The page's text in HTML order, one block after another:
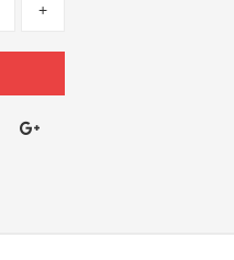
+